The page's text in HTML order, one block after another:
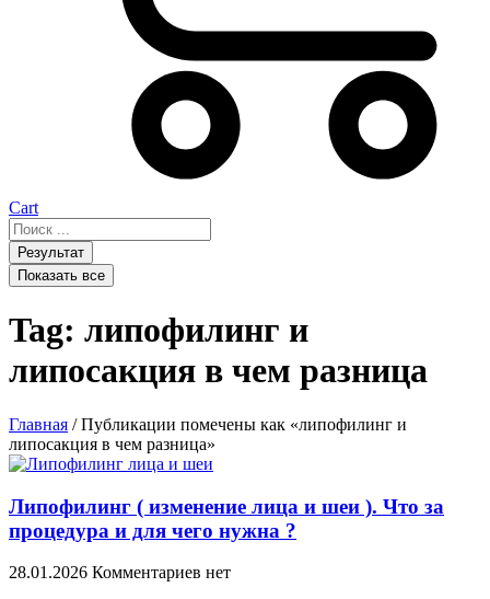
Cart
Search
...Результат
Показать все
Tag: липофилинг и
липосакция в чем разница
Главная / Публикации помечены как «липофилинг и
липосакция в чем разница»
Липофилинг ( изменение лица и шеи ). Что за
процедура и для чего нужна ?
28.01.2026 Комментариев нет